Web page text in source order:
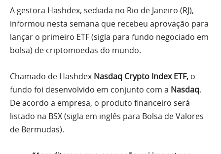
A gestora Hashdex, sediada no Rio de Janeiro (RJ),
informou nesta semana que recebeu aprovação para
lançar o primeiro ETF (sigla para fundo negociado em
bolsa) de criptomoedas do mundo.
Chamado de Hashdex Nasdaq Crypto Index ETF, o
fundo foi desenvolvido em conjunto com a Nasdaq.
De acordo a empresa, o produto financeiro será
listado na BSX (sigla em inglês para Bolsa de Valores
de Bermudas).